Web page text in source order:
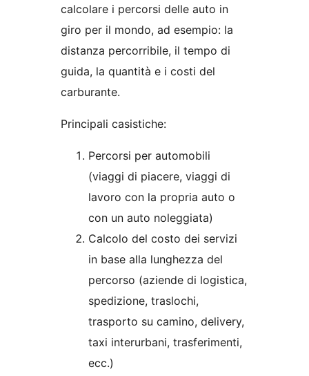
calcolare i percorsi delle auto in
giro per il mondo, ad esempio: la
distanza percorribile, il tempo di
guida, la quantità e i costi del
carburante.
Principali casistiche:
Percorsi per automobili
(viaggi di piacere, viaggi di
lavoro con la propria auto o
con un auto noleggiata)
Calcolo del costo dei servizi
in base alla lunghezza del
percorso (aziende di logistica,
spedizione, traslochi,
trasporto su camino, delivery,
taxi interurbani, trasferimenti,
ecc.)